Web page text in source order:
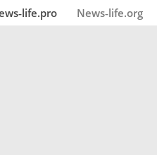
News‑life.org